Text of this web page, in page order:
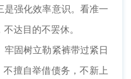
是强化效率意识。看准一
达目的不罢休。
牢固树立勒紧裤带过紧日
不擅自举借债务，不新上